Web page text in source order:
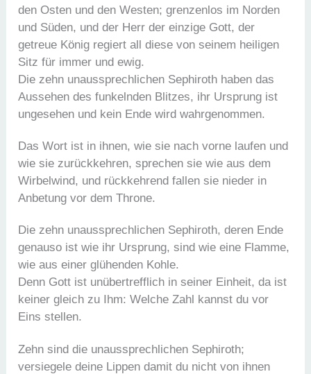
den Osten und den Westen; grenzenlos im Norden
und Süden, und der Herr der einzige Gott, der
getreue König regiert all diese von seinem heiligen
Sitz für immer und ewig.
Die zehn unaussprechlichen Sephiroth haben das
Aussehen des funkelnden Blitzes, ihr Ursprung ist
ungesehen und kein Ende wird wahrgenommen.
Das Wort ist in ihnen, wie sie nach vorne laufen und
wie sie zurückkehren, sprechen sie wie aus dem
Wirbelwind, und rückkehrend fallen sie nieder in
Anbetung vor dem Throne.
Die zehn unaussprechlichen Sephiroth, deren Ende
genauso ist wie ihr Ursprung, sind wie eine Flamme,
wie aus einer glühenden Kohle.
Denn Gott ist unübertrefflich in seiner Einheit, da ist
keiner gleich zu Ihm: Welche Zahl kannst du vor
Eins stellen.
Zehn sind die unaussprechlichen Sephiroth;
versiegele deine Lippen damit du nicht von ihnen